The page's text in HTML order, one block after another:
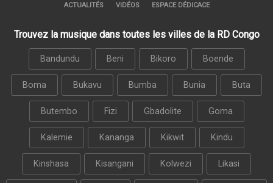
ACTUALITÉS VIDÉOS ESPACE DÉDICACE
Trouvez la musique dans toutes les villes de la RD Congo
Bandundu Beni Bikoro Boende
Boma Bukavu Bumba Bunia Buta
Butembo Fizi Gbadolite Goma
Kalemie Kananga Kikwit Kindu
Kinshasa Kisangani Kolwezi Likasi